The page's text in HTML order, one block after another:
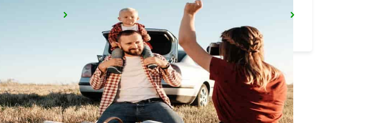
LISBON PRIOR VELHO SUPERSITE
PRIOR VELHO - PORTUGAL